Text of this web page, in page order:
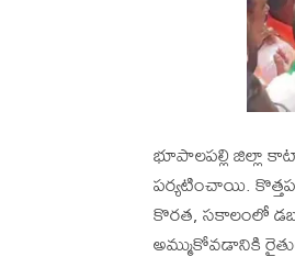
భూపాలపల్లి జిల్లా
పర్యటించాయి.
కొరత, సకాలంలో
అమ్ముకోవడానికి